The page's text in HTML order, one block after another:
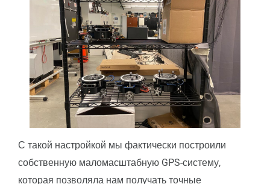
С такой настройкой мы фактически построили
собственную маломасштабную GPS-систему,
которая позволяла нам получать точные